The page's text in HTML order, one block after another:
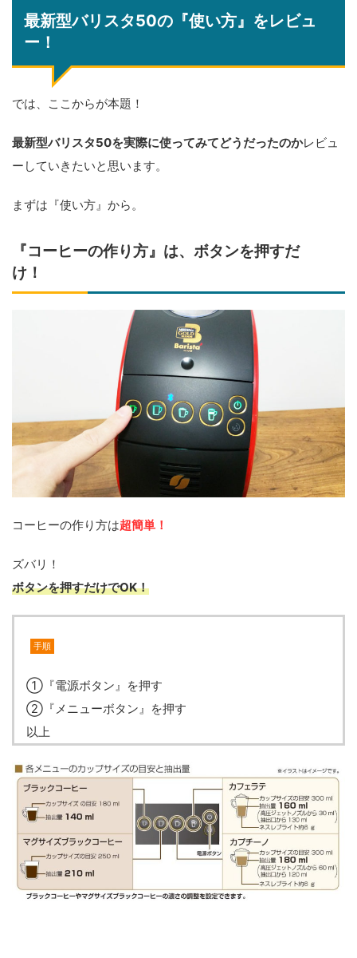
最新型バリスタ50の『使い方』をレビュ
ー！
では、ここからが本題！
最新型バリスタ50を実際に使ってみてどうだったのかレビュ
ーしていきたいと思います。
まずは『使い方』から。
『コーヒーの作り方』は、ボタンを押すだ
け！
コーヒーの作り方は超簡単！
ズバリ！
ボタンを押すだけでOK！
手順
①『電源ボタン』を押す
②『メニューボタン』を押す
以上